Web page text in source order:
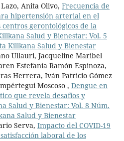
Anita Olivo, Frecuencia de
hipertensión arterial en el
gerontológicos de la
Salud y Bienestar: Vol. 5
Killkana Salud y Bienestar
Ullauri, Jacqueline Maribel
Estefanía Ramón Espinoza,
Herrera, Iván Patricio Gómez
Moscoso , Dengue en
que revela desafíos y
Salud y Bienestar: Vol. 8 Núm.
Salud y Bienestar
Serva, Impacto del COVID-19
laboral de los